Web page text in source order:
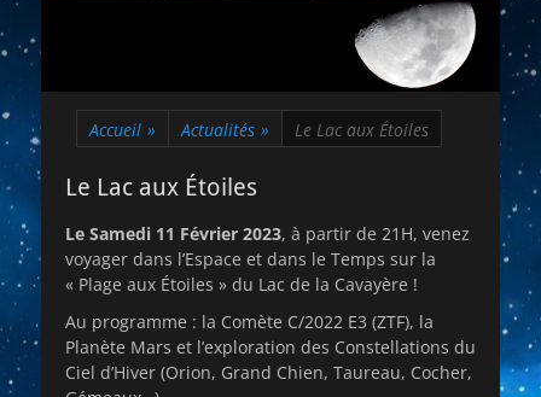
Accueil » Actualités » Le Lac aux Étoiles
Le Lac aux Étoiles
Le Samedi 11 Février 2023, à partir de 21H, venez
voyager dans l’Espace et dans le Temps sur la
« Plage aux Étoiles » du Lac de la Cavayère !
Au programme : la Comète C/2022 E3 (ZTF), la
Planète Mars et l’exploration des Constellations du
Ciel d’Hiver (Orion, Grand Chien, Taureau, Cocher,